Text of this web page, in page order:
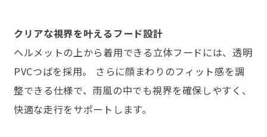
クリアな視界を叶えるフード設計
ヘルメットの上から着用できる立体フードには、透明
PVCつばを採用。 さらに顔まわりのフィット感を調
整できる仕様で、雨風の中でも視界を確保しやすく、
快適な走行をサポートします。